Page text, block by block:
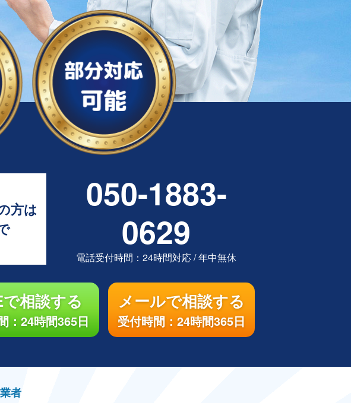
方は
050-1883-
0629
電話受付時間：24時間対応/年中無休
相談する
：24時間365日
メールで相談する
受付時間：24時間365日
者